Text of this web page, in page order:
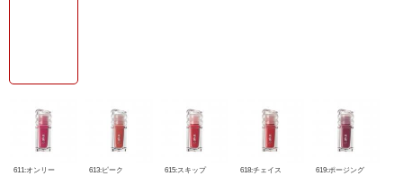
611:オンリー 613:ピーク 615:スキップ 618:チェイス 619:ポージング